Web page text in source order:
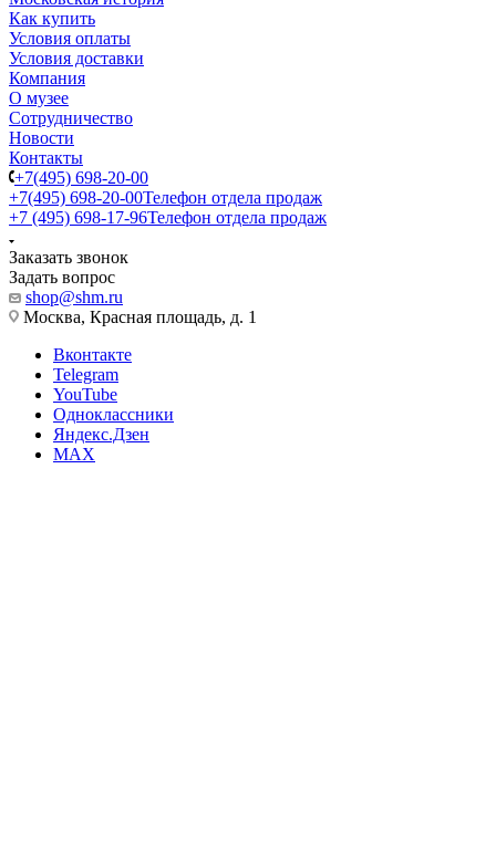
Как купить
Условия оплаты
Условия доставки
Компания
О музее
Сотрудничество
Новости
Контакты
+7(495) 698-20-00
+7(495) 698-20-00Телефон отдела продаж
+7 (495) 698-17-96Телефон отдела продаж
Заказать звонок
Задать вопрос
shop@shm.ru
Москва, Красная площадь, д. 1
Вконтакте
Telegram
YouTube
Одноклассники
Яндекс.Дзен
MAX